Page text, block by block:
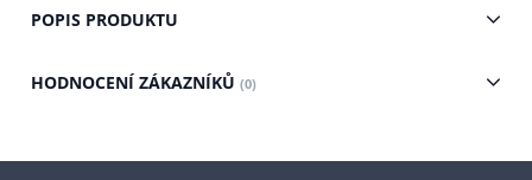
POPIS PRODUKTU
HODNOCENÍ ZÁKAZNÍKŮ (0)